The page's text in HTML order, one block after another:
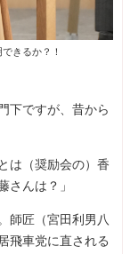
きるか？！
下ですが、昔から
は（奨励会の）香
さんは？」
師匠（宮田利男八
飛車党に直される